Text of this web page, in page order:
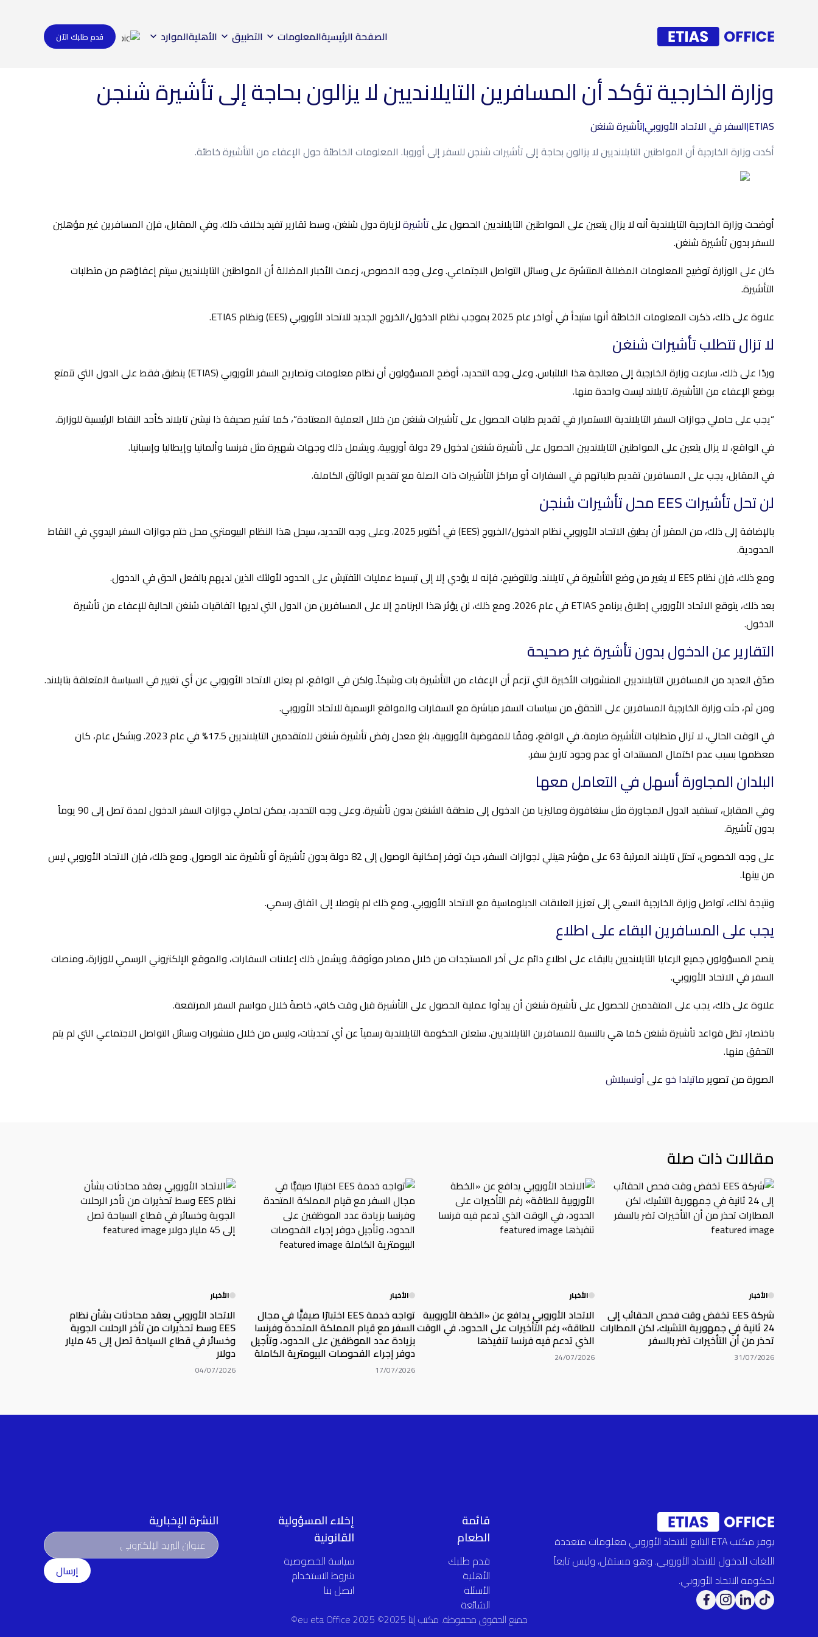
الصفحة الرئيسيةالمعلومات التطبيق الأهليةالموارد قدم طلبك الآن
وزارة الخارجية تؤكد أن المسافرين التايلانديين لا يزالون بحاجة إلى تأشيرة شنجن
ETIAS
|السفر في الاتحاد الأوروبي|تأشيرة شنغن
أكدت وزارة الخارجية أن المواطنين التايلانديين لا يزالون بحاجة إلى تأشيرات شنجن للسفر إلى أوروبا. المعلومات الخاطئة حول الإعفاء من التأشيرة خاطئة.
أوضحت وزارة الخارجية التايلاندية أنه لا يزال يتعين على المواطنين التايلانديين الحصول علىتأشيرةلزيارة دول شنغن، وسط تقارير تفيد بخلاف ذلك. وفي المقابل، فإن المسافرين غير مؤهلين
للسفر بدون تأشيرة شنغن.
كان على الوزارة توضيح المعلومات المضللة المنتشرة على وسائل التواصل الاجتماعي. وعلى وجه الخصوص، زعمت الأخبار المضللة أن المواطنين التايلانديين سيتم إعفاؤهم من متطلبات
التأشيرة.
علاوة على ذلك، ذكرت المعلومات الخاطئة أنها ستبدأ في أواخر عام 2025 بموجب نظام الدخول/الخروج الجديد للاتحاد الأوروبي (EES) ونظام ETIAS.
لا تزال تتطلب تأشيرات شنغن
وردًا على ذلك، سارعت وزارة الخارجية إلى معالجة هذا الالتباس. وعلى وجه التحديد، أوضح المسؤولون أن نظام معلومات وتصاريح السفر الأوروبي (ETIAS) ينطبق فقط على الدول التي تتمتع
بوضع الإعفاء من التأشيرة. تايلاند ليست واحدة منها.
“يجب على حاملي جوازات السفر التايلاندية الاستمرار في تقديم طلبات الحصول على تأشيرات شنغن من خلال العملية المعتادة”، كما تشيرصحيفة ذا نيشن تايلاند كأحد النقاط الرئيسية للوزارة.
في الواقع، لا يزال يتعين على المواطنين التايلانديين الحصول على تأشيرة شنغن لدخول 29 دولة أوروبية. ويشمل ذلك وجهات شهيرة مثل فرنسا وألمانيا وإيطاليا وإسبانيا.
في المقابل، يجب على المسافرين تقديم طلباتهم في السفارات أو مراكز التأشيرات ذات الصلة مع تقديم الوثائق الكاملة.
لن تحل تأشيرات EES محل تأشيرات شنجن
بالإضافة إلى ذلك، من المقرر أن يطبق الاتحاد الأوروبي نظام الدخول/الخروج (EES) في أكتوبر 2025. وعلى وجه التحديد، سيحل هذا النظام البيومتري محل ختم جوازات السفر اليدوي في النقاط
الحدودية.
ومع ذلك، فإن نظام EES لا يغير من وضع التأشيرة في تايلاند. وللتوضيح، فإنه لا يؤدي إلا إلى تبسيط عمليات التفتيش على الحدود لأولئك الذين لديهم بالفعل الحق في الدخول.
بعد ذلك، يتوقع الاتحاد الأوروبي إطلاق برنامج ETIAS في عام 2026. ومع ذلك، لن يؤثر هذا البرنامج إلا على المسافرين من الدول التي لديها اتفاقيات شنغن الحالية للإعفاء من تأشيرة
الدخول.
التقارير عن الدخول بدون تأشيرة غير صحيحة
صدّق العديد من المسافرين التايلانديين المنشورات الأخيرة التي تزعم أن الإعفاء من التأشيرة بات وشيكاً. ولكن في الواقع، لم يعلن الاتحاد الأوروبي عن أي تغيير في السياسة المتعلقة بتايلاند.
ومن ثم، حثت وزارة الخارجية المسافرين على التحقق من سياسات السفر مباشرة مع السفارات والمواقع الرسمية للاتحاد الأوروبي.
في الوقت الحالي، لا تزال متطلبات التأشيرة صارمة. في الواقع، وفقًا للمفوضية الأوروبية، بلغ معدل رفض تأشيرة شنغن للمتقدمين التايلانديين 17.5% في عام 2023. وبشكل عام، كان
معظمها بسبب عدم اكتمال المستندات أو عدم وجود تاريخ سفر.
البلدان المجاورة أسهل في التعامل معها
وفي المقابل، تستفيد الدول المجاورة مثل سنغافورة وماليزيا من الدخول إلى منطقة الشنغن بدون تأشيرة. وعلى وجه التحديد، يمكن لحاملي جوازات السفر الدخول لمدة تصل إلى 90 يوماً
بدون تأشيرة.
على وجه الخصوص، تحتل تايلاند المرتبة 63 على مؤشر هينلي لجوازات السفر، حيث توفر إمكانية الوصول إلى 82 دولة بدون تأشيرة أو تأشيرة عند الوصول. ومع ذلك، فإن الاتحاد الأوروبي ليس
من بينها.
ونتيجة لذلك، تواصل وزارة الخارجية السعي إلى تعزيز العلاقات الدبلوماسية مع الاتحاد الأوروبي. ومع ذلك لم يتوصلا إلى اتفاق رسمي.
يجب على المسافرين البقاء على اطلاع
ينصح المسؤولون جميع الرعايا التايلانديين بالبقاء على اطلاع دائم على آخر المستجدات من خلال مصادر موثوقة. ويشمل ذلك إعلانات السفارات، والموقع الإلكتروني الرسمي للوزارة، ومنصات
السفر في الاتحاد الأوروبي.
علاوة على ذلك، يجب على المتقدمين للحصول على تأشيرة شنغن أن يبدأوا عملية الحصول على التأشيرة قبل وقت كافٍ، خاصةً خلال مواسم السفر المرتفعة.
باختصار، تظل قواعد تأشيرة شنغن كما هي بالنسبة للمسافرين التايلانديين. ستعلن الحكومة التايلاندية رسمياً عن أي تحديثات، وليس من خلال منشورات وسائل التواصل الاجتماعي التي لم يتم
التحقق منها.
الصورة من تصويرماتيلدا خوعلىأونسبلاش
مقالات ذات صلة
الأخبار
شركة EES تخفض وقت فحص الحقائب إلى
24 ثانية في جمهورية التشيك، لكن المطارات
تحذر من أن التأخيرات تضر بالسفر
31/07/2026
الأخبار
الاتحاد الأوروبي يدافع عن «الخطة الأوروبية
للطاقة» رغم التأخيرات على الحدود، في الوقت
الذي تدعم فيه فرنسا تنفيذها
24/07/2026
الأخبار
تواجه خدمة EES اختبارًا صيفيًّا في مجال
السفر مع قيام المملكة المتحدة وفرنسا
بزيادة عدد الموظفين على الحدود، وتأجيل
دوفر إجراء الفحوصات البيومترية الكاملة
17/07/2026
الأخبار
الاتحاد الأوروبي يعقد محادثات بشأن نظام
EES وسط تحذيرات من تأخر الرحلات الجوية
وخسائر في قطاع السياحة تصل إلى 45 مليار
دولار
04/07/2026
يوفر مكتب ETA التابع للاتحاد الأوروبي معلومات متعددة
اللغات للدخول للاتحاد الأوروبي. وهو مستقل، وليس تابعاً
لحكومة الاتحاد الأوروبي.
قائمة
الطعام
قدم طلبك
الأهلية
الأسئلة
الشائعة
إخلاء المسؤولية
القانونية
سياسة الخصوصية
شروط الاستخدام
اتصل بنا
النشرة الإخبارية
إرسال
جميع الحقوق محفوظة. مكتب إيتا 2025© eu eta Office 2025©